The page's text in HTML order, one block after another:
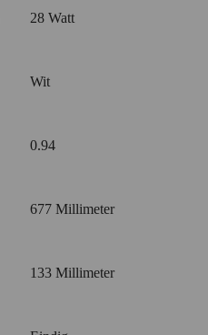
28 Watt
Wit
0.94
677 Millimeter
133 Millimeter